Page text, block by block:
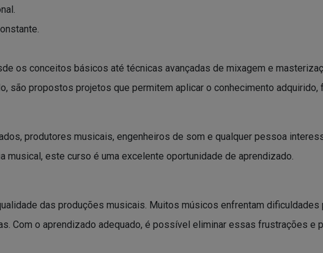
os conceitos básicos até técnicas avançadas de mixagem e
são propostos projetos que permitem aplicar o conhecimento adquirido,
produtores musicais, engenheiros de som e qualquer pessoa
musical, este curso é uma excelente oportunidade de aprendizado.
das produções musicais. Muitos músicos enfrentam
Com o aprendizado adequado, é possível eliminar essas frustrações e